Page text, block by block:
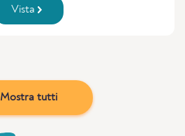
Vista
Mostra tutti